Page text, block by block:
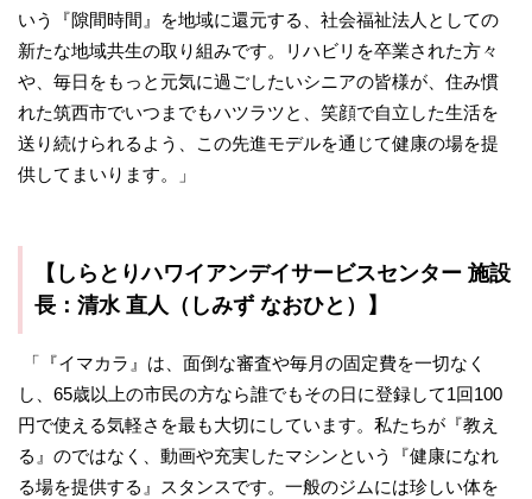
いう『隙間時間』を地域に還元する、社会福祉法人としての
新たな地域共生の取り組みです。リハビリを卒業された方々
や、毎日をもっと元気に過ごしたいシニアの皆様が、住み慣
れた筑西市でいつまでもハツラツと、笑顔で自立した生活を
送り続けられるよう、この先進モデルを通じて健康の場を提
供してまいります。」
【しらとりハワイアンデイサービスセンター 施設
長：清水 直人（しみず なおひと）】
「『イマカラ』は、面倒な審査や毎月の固定費を一切なく
し、65歳以上の市民の方なら誰でもその日に登録して1回100
円で使える気軽さを最も大切にしています。私たちが『教え
る』のではなく、動画や充実したマシンという『健康になれ
る場を提供する』スタンスです。一般のジムには珍しい体を